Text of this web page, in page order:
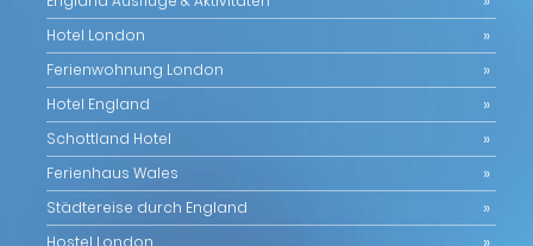
Hotel London
Ferienwohnung London
Hotel England
Schottland Hotel
Ferienhaus Wales
Städtereise durch England
Hostel London